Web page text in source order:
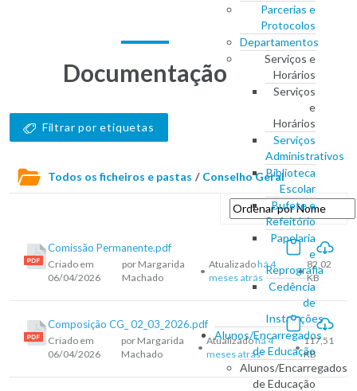
Parcerias e
Protocolos
Departamentos
Serviços e
Horários
Serviços
e
Horários
Serviços
Administrativos
Biblioteca
Escolar
Bufete e
Refeitório
Papelaria
e
Reprografia
Cedência
de
Instalações
Alunos/Encarregados
de Educação
Alunos/Encarregados
de Educação
Documentação
Filtrar por etiquetas
Todos os ficheiros e pastas / Conselho Geral
Comissão Permanente.pdf
Criado em
06/04/2026
por Margarida
Machado
•
Atualizadohá 4
meses atrás
•
82,02
KB
Composição CG_ 02_03_2026.pdf
Criado em
06/04/2026
por Margarida
Machado
•
Atualizadohá 4
meses atrás
•
117,51
KB